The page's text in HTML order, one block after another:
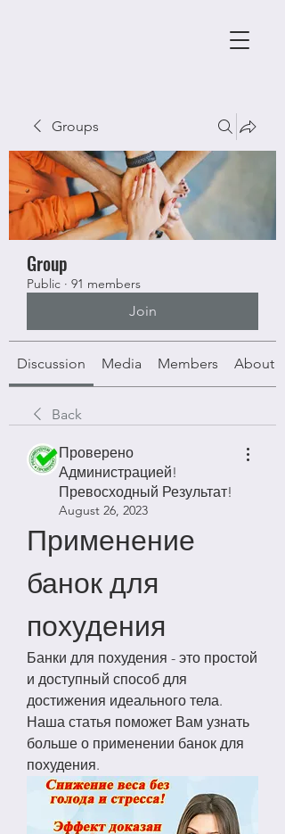
Groups
Group
Public · 91 members
Join
Discussion Media Members About
Back
Проверено
Администрацией!
Превосходный Результат!
August 26, 2023
Применение
банок для
похудения
Банки для похудения - это простой
и доступный способ для
достижения идеального тела.
Наша статья поможет Вам узнать
больше о применении банок для
похудения.